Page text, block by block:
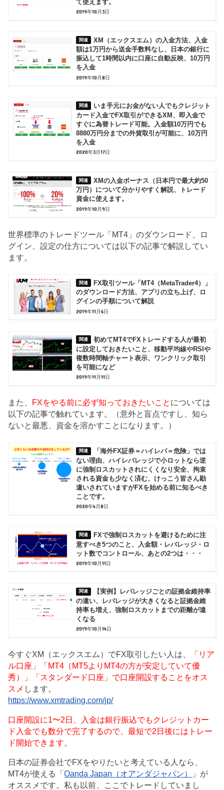
て使えます。
2019年10月3日
XM（エックスエム）の入金方法、入金
額は1万円から送金手数料なし、日本の銀行に
振込して1時間以内に口座に自動反映、10万円
を入金
2019年10月8日
いま手元にお金がない人でもクレジット
カード入金でFX取引ができるXM、即入金で
すぐに為替トレード可能。入金額10万円でも
8880万円分までの外貨取引が可能に、10万円
を入金
2020年3月17日
XMの入金ボーナス（日本円で最大約50
万円）について分かりやすく解説、トレード
資金に使えます。
2019年10月9日
世界標準のトレードツール「MT4」のダウンロード、ロ
グイン、設定の仕方については以下の記事で解説してい
ます。
FX取引ツール「MT4（MetaTrader4）」
のダウンロード方法、アプリの立ち上げ、ロ
グインの手順について解説
2019年11月6日
初めてMT4でFXトレードする人が最初
に設定しておきたいこと、移動平均線やRSIや
複数時間軸チャート表示、ワンクリック取引
を可能になど
2019年11月11日
また、 FXをやる前に必ず知っておきたいこと については
以下の記事で触れています。（意外と盲点ですし、知ら
ないと最悪、資金を溶かすことになります。）
「海外FX証券＝ハイレバ＝危険」では
ない理由、ハイレバレッジで小ロットなら逆
に強制ロスカットされにくくなり安全、拘束
される資金も少なく済む、けっこう皆さん勘
違いされていますがFXを始める前に知るべき
ことです。
2020年4月8日
FXで強制ロスカットを避けるために注
意すべき5つのこと、入金額・レバレッジ・ロ
ット数でコントロール、あとの2つは・・・
2019年10月11日
【実例】レバレッジごとの証拠金維持率
の違い、レバレッジが大きくなると証拠金維
持率も増え、強制ロスカットまでの距離が遠
くなる
2019年10月14日
今すぐXM（エックスエム）でFX取引したい人は、
「リア
ル口座」「MT4（MT5よりMT4の方が安定していて優
秀）」「スタンダード口座」で口座開設することをオス
スメ します。
https://www.xmtrading.com/jp/
口座開設に1〜2日、入金は銀行振込でもクレジットカー
ド入金でも数分で完了するので、最短で2日後にはトレー
ド開始できます。
日本の証券会社でFXをやりたいと考えている人なら、
MT4が使える「Oanda Japan（オアンダジャパン）
」が
オススメです。私も以前、ここでトレードしていまし